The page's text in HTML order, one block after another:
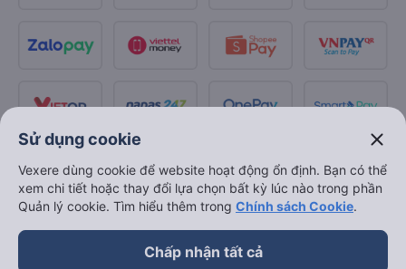
Sử dụng cookie close
Vexere dùng cookie để website hoạt động ổn định. Bạn có thể
xem chi tiết hoặc thay đổi lựa chọn bất kỳ lúc nào trong phần
Quản lý cookie. Tìm hiểu thêm trong Chính sách Cookie.
Chấp nhận tất cả